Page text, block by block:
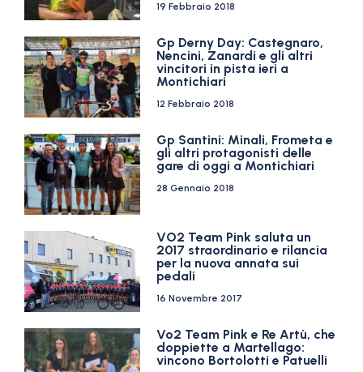
19 Febbraio 2018
Gp Derny Day: Castegnaro,
Nencini, Zanardi e gli altri
vincitori in pista ieri a
Montichiari
12 Febbraio 2018
Gp Santini: Minali, Frometa e
gli altri protagonisti delle
gare di oggi a Montichiari
28 Gennaio 2018
VO2 Team Pink saluta un
2017 straordinario e rilancia
per la nuova annata sui
pedali
16 Novembre 2017
Vo2 Team Pink e Re Artù, che
doppiette a Martellago:
vincono Bortolotti e Patuelli